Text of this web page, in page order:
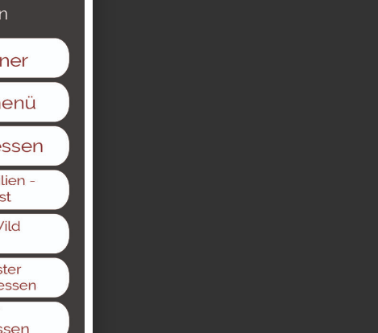
Wir
usw.
und Texte
Dritte
und
dass
oder
ist